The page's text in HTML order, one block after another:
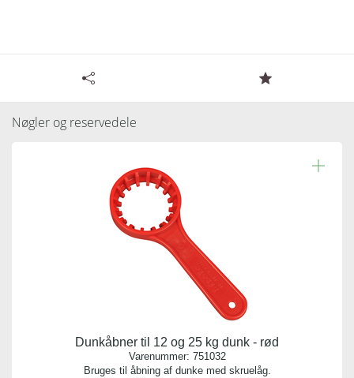
Tilgængelige specifikationer for Metal indlæg
Antal pr. kolli:
1
Vægt gram:
0.135 gr
Antal pr. palle:
Nøgler og reservedele
Dunkåbner til 12 og 25 kg dunk - rød
Varenummer: 751032
Bruges til åbning af dunke med skruelåg.